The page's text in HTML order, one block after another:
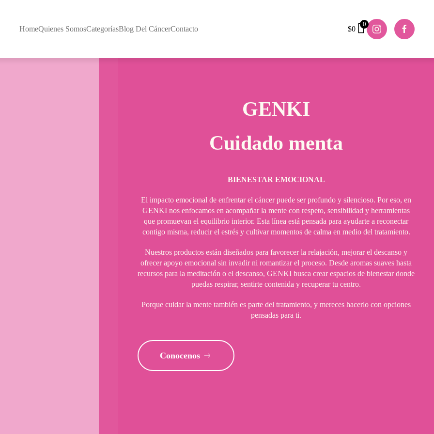
HomeQuienes SomosCategoríasBlog Del CáncerContacto $0
0
GENKI
Cuidado menta
BIENESTAR EMOCIONAL
El impacto emocional de enfrentar el cáncer puede ser profundo y silencioso. Por eso, en
GENKI nos enfocamos en acompañar la mente con respeto, sensibilidad y herramientas
que promuevan el equilibrio interior. Esta línea está pensada para ayudarte a reconectar
contigo misma, reducir el estrés y cultivar momentos de calma en medio del tratamiento.
Nuestros productos están diseñados para favorecer la relajación, mejorar el descanso y
ofrecer apoyo emocional sin invadir ni romantizar el proceso. Desde aromas suaves hasta
recursos para la meditación o el descanso, GENKI busca crear espacios de bienestar donde
puedas respirar, sentirte contenida y recuperar tu centro.
Porque cuidar la mente también es parte del tratamiento, y mereces hacerlo con opciones
pensadas para ti.
Conocenos